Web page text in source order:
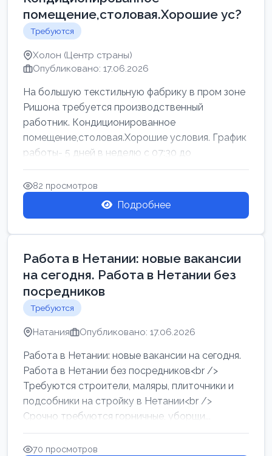
помещение,столовая.Хорошие ус?
Требуются
Холон (Центр страны)
Опубликовано: 17.06.2026
На большую текстильную фабрику в пром зоне
Ришона требуется производственный
работник. Кондиционированное
помещение,столовая.Хорошие условия. График
работы- 5 дней в неделю с 07:30 до
17:00.Высокая за...
82 просмотров
Подробнее
Работа в Нетании: новые вакансии
на сегодня. Работа в Нетании без
посредников
Требуются
Натания Опубликовано: 17.06.2026
Работа в Нетании: новые вакансии на сегодня.
Работа в Нетании без посредников<br />
Требуются строители, маляры, плиточники и
подсобники на стройку в Нетании<br />
Срочно требуются горничные, уборщи...
70 просмотров